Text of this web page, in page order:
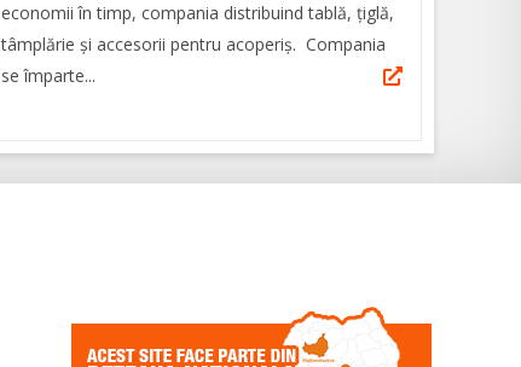
economii în timp, compania distribuind tablă, țiglă,
tâmplărie și accesorii pentru acoperiș. Compania
se împarte...